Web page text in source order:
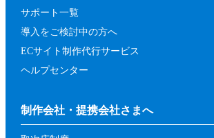
す。
前項にもかかわらず、以下の各
るおそれがあると当社が判断し
当社は承諾を取り消すことがで
暴力団、反政府組織その他の
織であるか、若しくはそれ
サポート一覧
導入をご検討中の方へ
ECサイト制作代行サービス
ヘルプセンター
制作会社・提携会社さまへ